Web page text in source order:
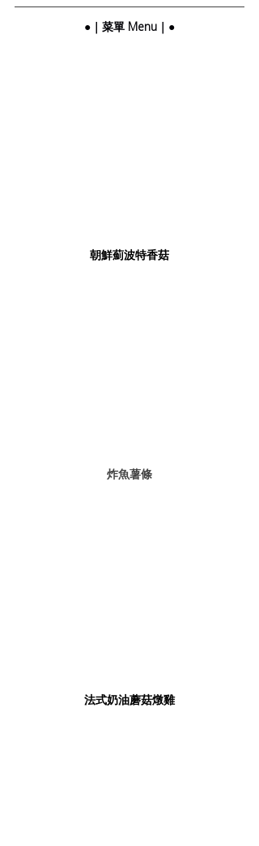
●｜菜單 Menu｜●
朝鮮薊波特香菇
炸魚薯條
法式奶油蘑菇燉雞